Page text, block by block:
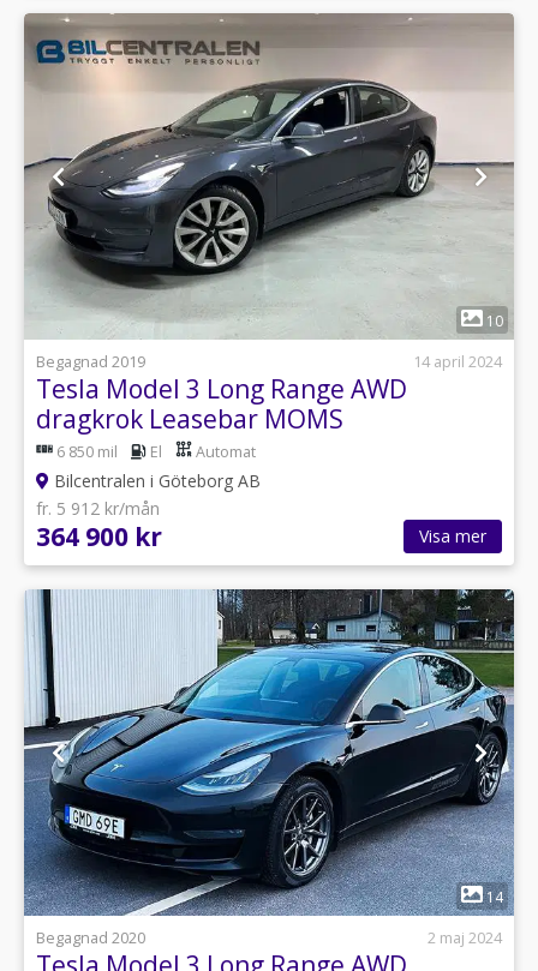
1
10
Begagnad 2019
14 april 2024
Tesla Model 3 Long Range AWD
dragkrok Leasebar MOMS
6 850 mil El Automat
Bilcentralen i Göteborg AB
fr. 5 912 kr/mån
364 900 kr Visa mer
1
14
Begagnad 2020
2 maj 2024